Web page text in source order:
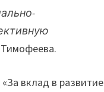
вклад в развитие